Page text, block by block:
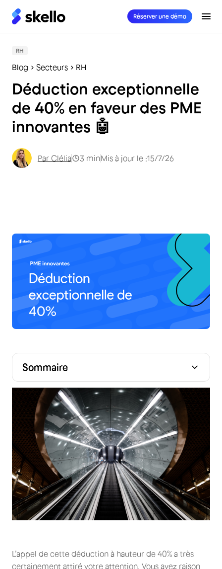
Réserver une démo
RH
Blog Secteurs RH
Déduction exceptionnelle
de 40% en faveur des PME
innovantes 🤖
Par Clélia 3 minMis à jour le :15/7/26
L’appel de cette déduction à hauteur de 40% a très
certainement attiré votre attention. Vous avez raison
Sommaire